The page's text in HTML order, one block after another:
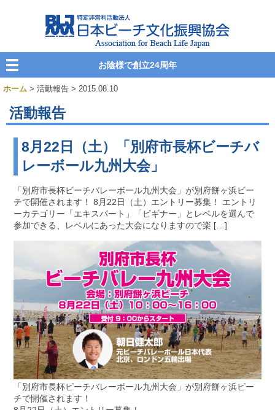
お陰様で創立24周年
ホーム > 活動報告 > 2015.08.10
活動報告
8月22日（土）「別府市長杯ビーチバ
レーボール九州大会」
「別府市長杯ビーチバレーボール九州大会」が別府餅ヶ浜ビー
チで開催されます！ 8月22日（土）エントリー募集！ エントリ
ーカテゴリー「エキスパート」「ビギナー」とレベルを選んで
参加できる、レベルにあった大会になりますので楽 […]
「別府市長杯ビーチバレーボール九州大会」が別府餅ヶ浜ビー
チで開催されます！